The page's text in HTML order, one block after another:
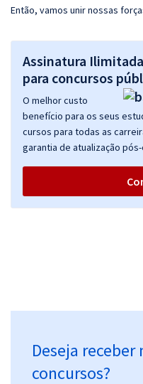
Então, vamos unir nossas
Assinatura
para concursos
O melhor custo
benefício para os seus
cursos para todas as
garantia de atualização
Deseja
concursos?